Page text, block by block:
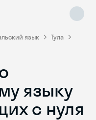
язык
Тула
языку
с нуля